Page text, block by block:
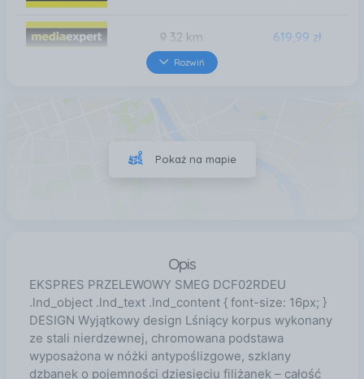
32 km 619,99 zł
Rozwiń
Pokaż na mapie
Opis
EKSPRES PRZELEWOWY SMEG DCF02RDEU
.lnd_object .lnd_text .lnd_content { font-size: 16px; }
DESIGN Wyjątkowy design Lśniący korpus wykonany
ze stali nierdzewnej, chromowana podstawa
wyposażona w nóżki antypoślizgowe, szklany
dzbanek o pojemności dziesięciu filiżanek – całość